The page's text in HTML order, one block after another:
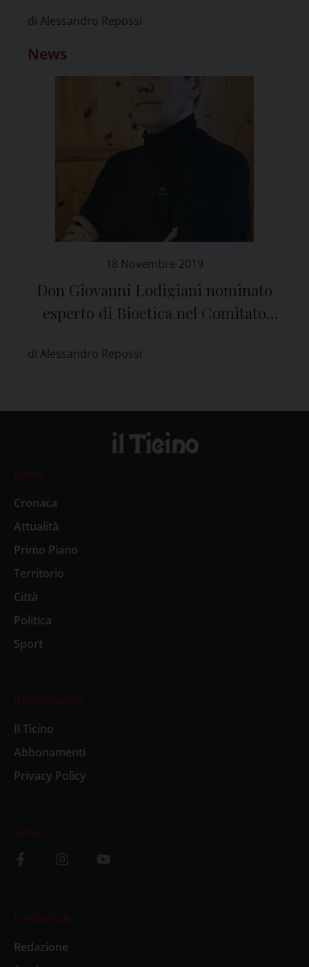
di Alessandro Repossi
News
18 Novembre 2019
Don Giovanni Lodigiani nominato
esperto di Bioetica nel Comitato
di Alessandro Repossi
News
Cronaca
Attualità
Primo Piano
Territorio
Città
Politica
Sport
Il settimanale
Il Ticino
Abbonamenti
Privacy Policy
Social
L’editoriale
Redazione